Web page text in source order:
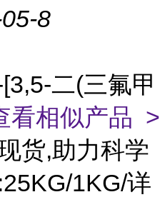
8
二(三氟甲
看相似产品 >
货,助力科学
1KG/详